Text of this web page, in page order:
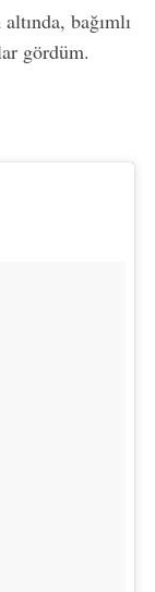
bağımlı
gördüm.